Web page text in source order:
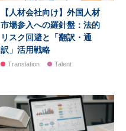
【人材会社向け】外国人材
市場参入への羅針盤：法的
リスク回避と「翻訳・通
訳」活用戦略
Translation Talent